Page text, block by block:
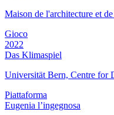
Maison de l'architecture et
Gioco
2022
Das Klimaspiel
Universität Bern, Centre for
Piattaforma
Eugenia l’ingegnosa